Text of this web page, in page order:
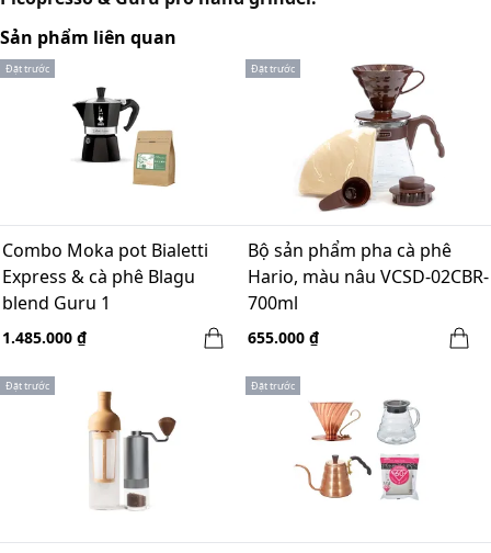
Sản phẩm liên quan
Đặt trước
Combo Moka pot Bialetti
Express & cà phê Blagu
blend Guru 1
1.485.000 ₫
Đặt trước
Bộ sản phẩm pha cà phê
Hario, màu nâu VCSD-02CBR-
700ml
655.000 ₫
Đặt trước Đặt trước